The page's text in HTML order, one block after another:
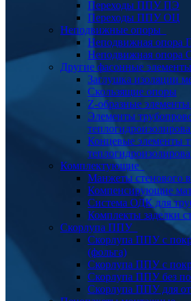
Переходы ППУ ПЭ
Переходы ППУ ОЦ
Неподвижные опоры
Неподвижная опора
Неподвижная опора
Другие фасонные элементы
Заглушка изоляции
Скользящие опоры
Z-образные
Элементы
Концевые элементы
Комплектующие
Манжеты стенового
Компенсирующие
Система ОДК для
Комплекты заделки
Скорлупа ППУ
Скорлупа ППУ с
(фольга)
Скорлупа ППУ с
Скорлупа ППУ без
Скорлупа ППУ для